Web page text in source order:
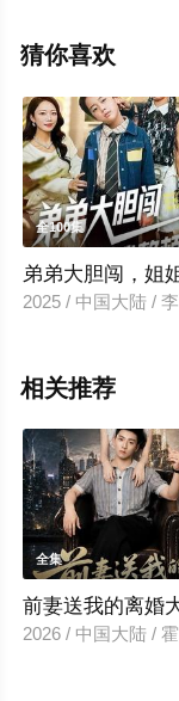
关信息可移步至豆
猜你喜欢
全100集
弟弟大胆闯，姐
2025 / 中国大陆 /
相关推荐
全集
前妻送我的离婚
2026 / 中国大陆 /